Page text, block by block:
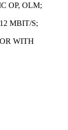
OP, OLM;
MBIT/S;
WITH